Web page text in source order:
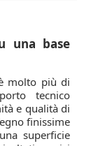
una base
molto più di
tecnico
e qualità di
finissime
superficie